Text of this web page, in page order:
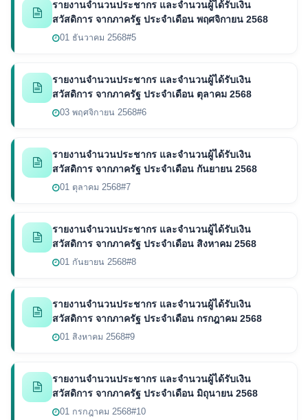
รายงานจำนวนประชากร และจำนวนผู้ได้รับเงิน
สวัสดิการ จากภาครัฐ ประจำเดือน พฤศจิกายน 2568
01 ธันวาคม 2568#5
รายงานจำนวนประชากร และจำนวนผู้ได้รับเงิน
สวัสดิการ จากภาครัฐ ประจำเดือน ตุลาคม 2568
03 พฤศจิกายน 2568#6
รายงานจำนวนประชากร และจำนวนผู้ได้รับเงิน
สวัสดิการ จากภาครัฐ ประจำเดือน กันยายน 2568
01 ตุลาคม 2568#7
รายงานจำนวนประชากร และจำนวนผู้ได้รับเงิน
สวัสดิการ จากภาครัฐ ประจำเดือน สิงหาคม 2568
01 กันยายน 2568#8
รายงานจำนวนประชากร และจำนวนผู้ได้รับเงิน
สวัสดิการ จากภาครัฐ ประจำเดือน กรกฎาคม 2568
01 สิงหาคม 2568#9
รายงานจำนวนประชากร และจำนวนผู้ได้รับเงิน
สวัสดิการ จากภาครัฐ ประจำเดือน มิถุนายน 2568
01 กรกฎาคม 2568#10